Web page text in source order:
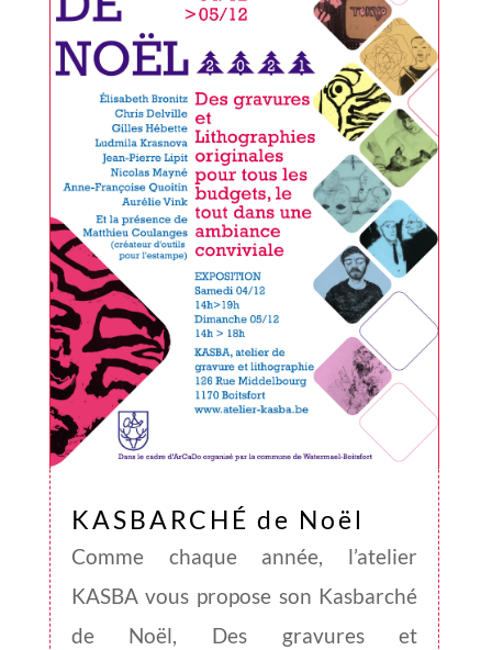
KASBARCHÉ de Noël
Comme chaque année, l’atelier
KASBA vous propose son Kasbarché
de Noël, Des gravures et